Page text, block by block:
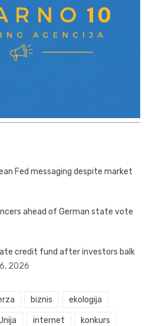
Fed messaging despite market
ahead of German state vote
credit fund after investors balk
2026
biznis ekologija
internet konkurs